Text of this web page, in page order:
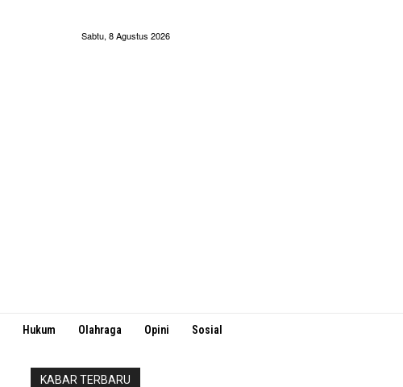
Sabtu, 8 Agustus 2026
Hukum Olahraga Opini Sosial
KABAR TERBARU